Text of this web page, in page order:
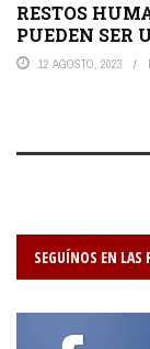
RESTOS
PUEDEN SER
12 AGOSTO, 2023
SEGUÍNOS EN LAS